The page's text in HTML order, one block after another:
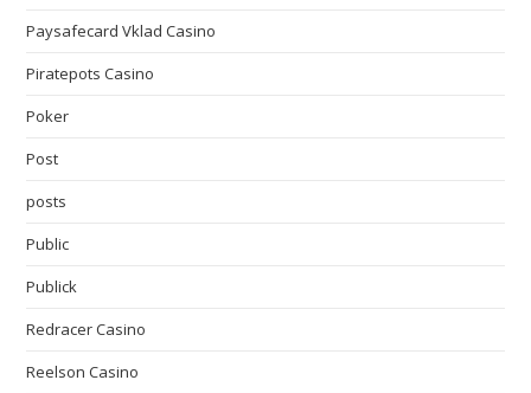
Paysafecard Vklad Casino
Piratepots Casino
Poker
Post
posts
Public
Publick
Redracer Casino
Reelson Casino